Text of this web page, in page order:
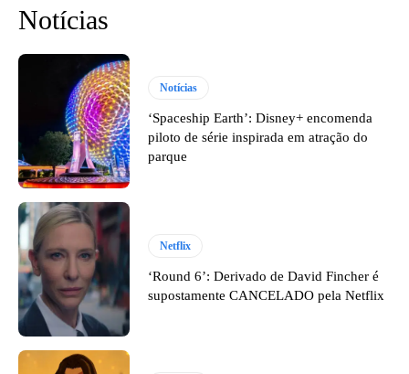
Notícias
Notícias
‘Spaceship Earth’: Disney+ encomenda
piloto de série inspirada em atração do
parque
Netflix
‘Round 6’: Derivado de David Fincher é
supostamente CANCELADO pela Netflix